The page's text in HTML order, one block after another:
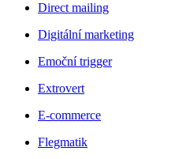
Direct mailing
Digitální marketing
Emoční trigger
Extrovert
E-commerce
Flegmatik